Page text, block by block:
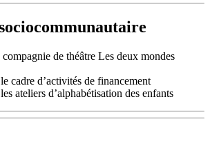
compagnie de théâtre Les deux mondes
cadre d’activités de financement
ateliers d’alphabétisation des enfants